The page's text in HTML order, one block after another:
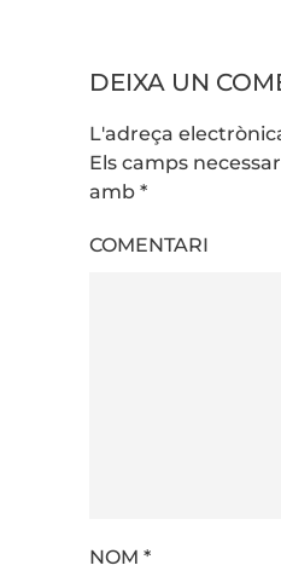
DEIXA UN
L'adreça
Els camps
amb *
COMENTARI
NOM *